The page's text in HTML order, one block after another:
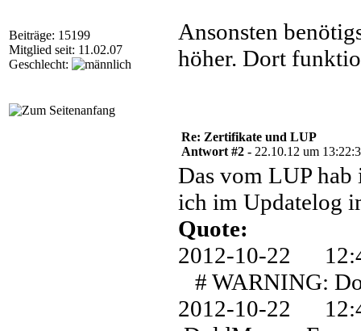
Beiträge: 15199
Mitglied seit: 11.02.07
Geschlecht:
Ansonsten
höher. Dort
Re: Zertifikate und LUP
Antwort #2 - 22.10.12 um
Das vom LUP hab
ich im Updatelog
Quote:
2012-10-22
# WARNING:
2012-10-22